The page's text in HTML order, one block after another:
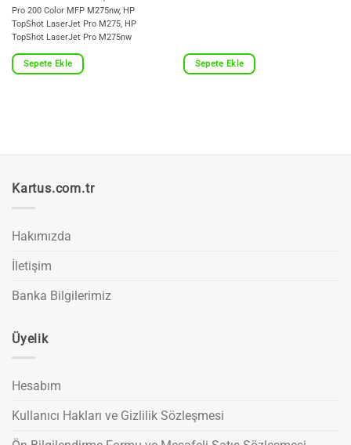
Pro 200 Color MFP M275nw, HP
TopShot LaserJet Pro M275, HP
TopShot LaserJet Pro M275nw
Sepete Ekle Sepete Ekle
Kartus.com.tr
Hakımızda
İletişim
Banka Bilgilerimiz
Üyelik
Hesabım
Kullanıcı Hakları ve Gizlilik Sözleşmesi